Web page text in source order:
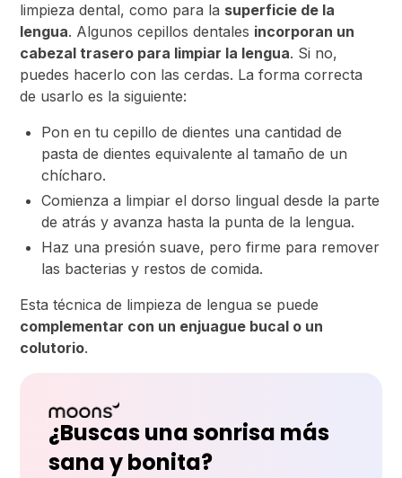
limpieza dental, como para la superficie de la
lengua. Algunos cepillos dentales incorporan un
cabezal trasero para limpiar la lengua. Si no,
puedes hacerlo con las cerdas. La forma correcta
de usarlo es la siguiente:
Pon en tu cepillo de dientes una cantidad de
pasta de dientes equivalente al tamaño de un
chícharo.
Comienza a limpiar el dorso lingual desde la parte
de atrás y avanza hasta la punta de la lengua.
Haz una presión suave, pero firme para remover
las bacterias y restos de comida.
Esta técnica de limpieza de lengua se puede
complementar con un enjuague bucal o un
colutorio.
¿Buscas una sonrisa más
sana y bonita?